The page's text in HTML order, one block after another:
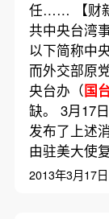
任…… 【财
共中央台湾
以下简称中
而外交部原
央台办（国
缺。 3月17
发布了上述
由驻美大
2013年3月17日